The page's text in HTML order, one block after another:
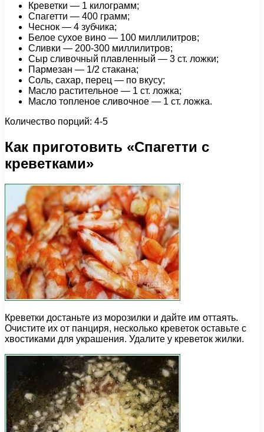
Креветки — 1 килограмм;
Спагетти — 400 грамм;
Чеснок — 4 зубчика;
Белое сухое вино — 100 миллилитров;
Сливки — 200-300 миллилитров;
Сыр сливочный плавленный — 3 ст. ложки;
Пармезан — 1/2 стакана;
Соль, сахар, перец — по вкусу;
Масло растительное — 1 ст. ложка;
Масло топленое сливочное — 1 ст. ложка.
Количество порций: 4-5
Как приготовить «Спагетти с
креветками»
Креветки достаньте из морозилки и дайте им оттаять.
Очистите их от панциря, несколько креветок оставьте с
хвостиками для украшения. Удалите у креветок жилки.